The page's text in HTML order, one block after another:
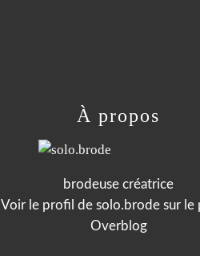
À propos
brodeuse créatrice
Voir le profil de solo.brode sur le
Overblog